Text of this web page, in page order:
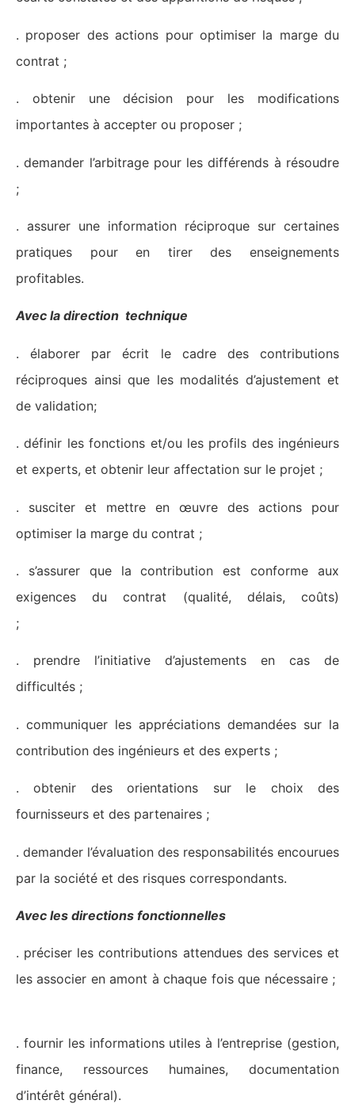
. proposer des actions pour optimiser la marge du
contrat ;
. obtenir une décision pour les modifications
importantes à accepter ou proposer ;
. demander l’arbitrage pour les différends à résoudre
;
. assurer une information réciproque sur certaines
pratiques pour en tirer des enseignements
profitables.
Avec la direction technique
. élaborer par écrit le cadre des contributions
réciproques ainsi que les modalités d’ajustement et
de validation;
. définir les fonctions et/ou les profils des ingénieurs
et experts, et obtenir leur affectation sur le projet ;
. susciter et mettre en œuvre des actions pour
optimiser la marge du contrat ;
. s’assurer que la contribution est conforme aux
exigences du contrat (qualité, délais, coûts)
;
. prendre l’initiative d’ajustements en cas de
difficultés ;
. communiquer les appréciations demandées sur la
contribution des ingénieurs et des experts ;
. obtenir des orientations sur le choix des
fournisseurs et des partenaires ;
. demander l’évaluation des responsabilités encourues
par la société et des risques correspondants.
Avec les directions fonctionnelles
. préciser les contributions attendues des services et
les associer en amont à chaque fois que nécessaire ;
. fournir les informations utiles à l’entreprise (gestion,
finance, ressources humaines, documentation
d’intérêt général).